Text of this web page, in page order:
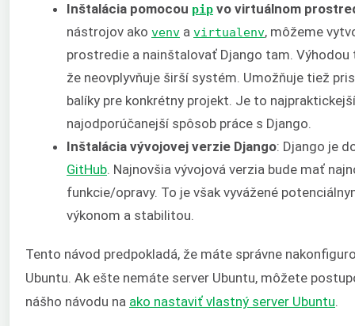
Inštalácia pomocou pip vo virtuálnom
nástrojov ako venv a virtualenv, môžeme
prostredie a nainštalovať Django tam.
že neovplyvňuje širší systém. Umožňuje tiež
balíky pre konkrétny projekt. Je to
najodporúčanejší spôsob práce s Django.
Inštalácia vývojovej verzie Django: Django je
GitHub. Najnovšia vývojová verzia bude mať
funkcie/opravy. To je však vyvážené
výkonom a stabilitou.
Tento návod predpokladá, že máte správne
Ubuntu. Ak ešte nemáte server Ubuntu, môžete
nášho návodu na ako nastaviť vlastný server Ubuntu